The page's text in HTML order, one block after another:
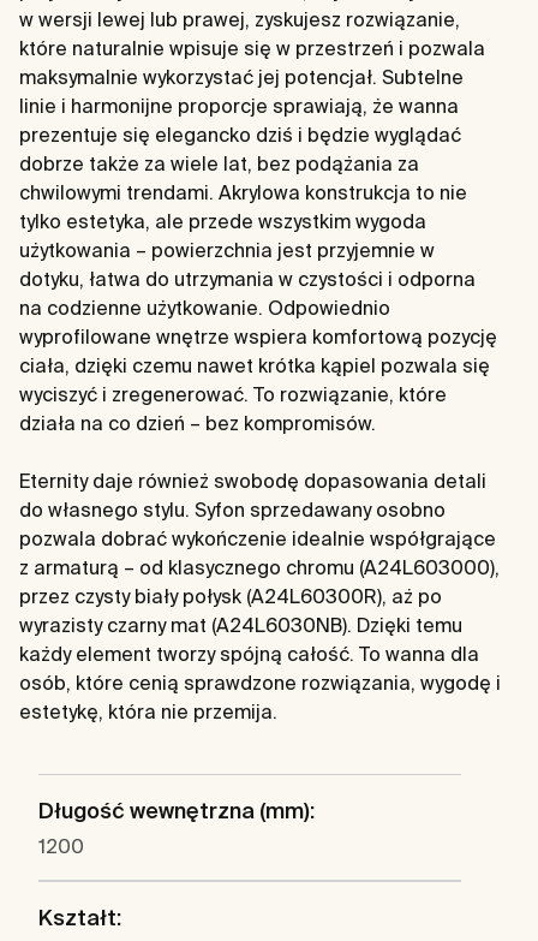
w wersji lewej lub prawej, zyskujesz rozwiązanie,
które naturalnie wpisuje się w przestrzeń i pozwala
maksymalnie wykorzystać jej potencjał. Subtelne
linie i harmonijne proporcje sprawiają, że wanna
prezentuje się elegancko dziś i będzie wyglądać
dobrze także za wiele lat, bez podążania za
chwilowymi trendami. Akrylowa konstrukcja to nie
tylko estetyka, ale przede wszystkim wygoda
użytkowania – powierzchnia jest przyjemnie w
dotyku, łatwa do utrzymania w czystości i odporna
na codzienne użytkowanie. Odpowiednio
wyprofilowane wnętrze wspiera komfortową pozycję
ciała, dzięki czemu nawet krótka kąpiel pozwala się
wyciszyć i zregenerować. To rozwiązanie, które
działa na co dzień – bez kompromisów.
Eternity daje również swobodę dopasowania detali
do własnego stylu. Syfon sprzedawany osobno
pozwala dobrać wykończenie idealnie współgrające
z armaturą – od klasycznego chromu (A24L603000),
przez czysty biały połysk (A24L60300R), aż po
wyrazisty czarny mat (A24L6030NB). Dzięki temu
każdy element tworzy spójną całość. To wanna dla
osób, które cenią sprawdzone rozwiązania, wygodę i
estetykę, która nie przemija.
Długość wewnętrzna (mm):
1200
Kształt: